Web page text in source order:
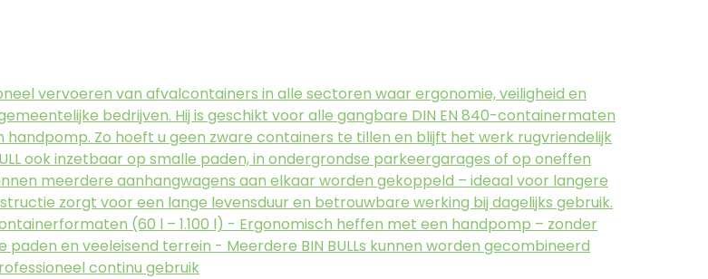
vervoeren van afvalcontainers in alle sectoren waar ergonomie, veiligheid en
bedrijven. Hij is geschikt voor alle gangbare DIN EN 840-containermaten
Zo hoeft u geen zware containers te tillen en blijft het werk rugvriendelijk
ook inzetbaar op smalle paden, in ondergrondse parkeergarages of op oneffen
meerdere aanhangwagens aan elkaar worden gekoppeld – ideaal voor langere
zorgt voor een lange levensduur en betrouwbare werking bij dagelijks gebruik.
(60 l – 1.100 l) - Ergonomisch heffen met een handpomp – zonder
en veeleisend terrein - Meerdere BIN BULLs kunnen worden gecombineerd
continu gebruik